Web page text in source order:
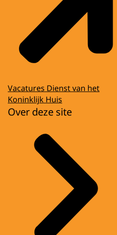
Vacatures Dienst van het
Koninklijk Huis
Over deze site